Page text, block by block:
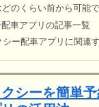
のくらい前から可能
車アプリの記事一覧
ー配車アプリに関連
シーを簡単